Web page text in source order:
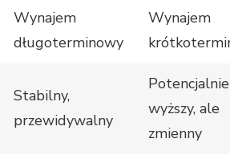
Wynajem
długoterminowy
Wynajem
Stabilny,
przewidywalny
Potencjalnie
wyższy, ale
zmienny